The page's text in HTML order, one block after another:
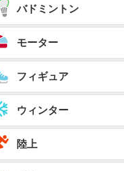
バドミントン
モーター
フィギュア
ウィンター
陸上